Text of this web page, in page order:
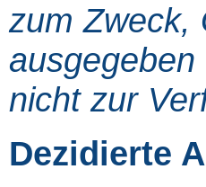
zum Zweck,
nicht zur
Dezidierte